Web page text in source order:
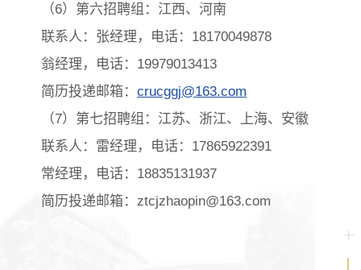
（6）第六招聘组：江西、河南
联系人：张经理，电话：18170049878
翁经理，电话：19979013413
简历投递邮箱： crucggj@163.com
（7）第七招聘组：江苏、浙江、上海、安徽
联系人：雷经理，电话：17865922391
常经理，电话：18835131937
简历投递邮箱：ztcjzhaopin@163.com